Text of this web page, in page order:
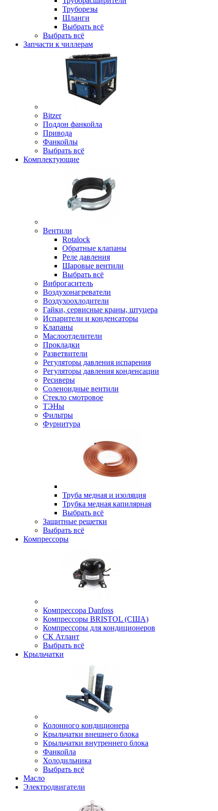
Труборезы
Шланги
Выбрать всё
Выбрать всё
Запчасти к чиллерам
Bitzer
Поддон фанкойла
Привода
Фанкойлы
Выбрать всё
Комплектующие
Вентили
Rotalock
Обратные клапаны
Реле давления
Шаровые вентили
Выбрать всё
Виброгаситель
Воздухонагреватели
Воздухоохлодители
Гайки, сервисные краны, штуцера
Испарители и конденсаторы
Клапаны
Маслоотделители
Прокладки
Разветвители
Регуляторы давления испарения
Регуляторы давления конденсации
Ресиверы
Соленоидные вентили
Стекло смотровое
ТЭНы
Фильтры
Фурнитура
Труба медная и изоляция
Трубка медная капилярная
Выбрать всё
Защитные решетки
Выбрать всё
Компрессоры
Компрессора Danfoss
Компрессоры BRISTOL (США)
Компрессоры для кондиционеров
СК Атлант
Выбрать всё
Крыльчатки
Колонного кондиционера
Крыльчатки внешнего блока
Крыльчатки внутреннего блока
Фанкойла
Холодильника
Выбрать всё
Масло
Электродвигатели